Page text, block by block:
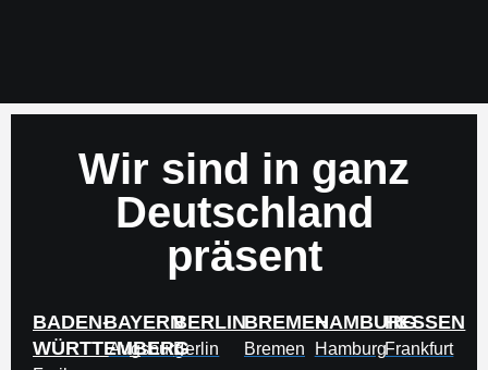
Wir sind in ganz
Deutschland
präsent
BADEN-
WÜRTTEMBERG
BAYERN
Augsburg
BERLIN
Berlin
BREMEN
Bremen
HAMBURG
Hamburg
HESSEN
Frankfurt